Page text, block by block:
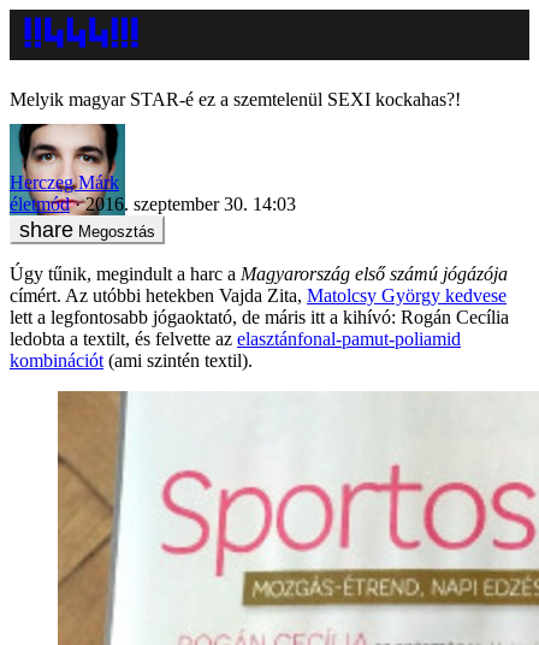
Melyik magyar STAR-é ez a szemtelenül SEXI kockahas?!
Herczeg Márk
életmód
2016. szeptember 30. 14:03
Megosztás
Úgy tűnik, megindult a harc a Magyarország első számú jógázója
címért. Az utóbbi hetekben Vajda Zita, Matolcsy György kedvese
lett a legfontosabb jógaoktató, de máris itt a kihívó: Rogán Cecília
ledobta a textilt, és felvette az elasztánfonal-pamut-poliamid
kombinációt (ami szintén textil).